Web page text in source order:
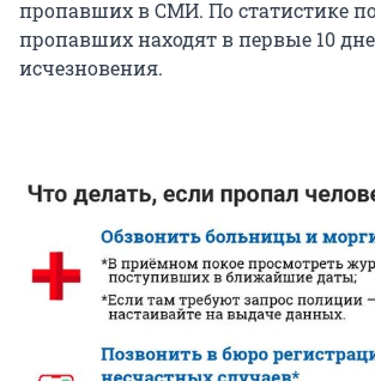
пропавших в СМИ. По статистике
пропавших находят в первые 10
исчезновения.